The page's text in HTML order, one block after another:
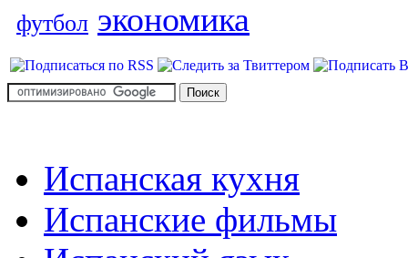
футбол экономика
Испанская кухня
Испанские фильмы